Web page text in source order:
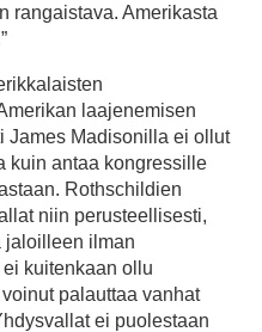
rangaistava. Amerikasta
laajenemisen
James Madisonilla ei ollut
kuin antaa kongressille
Rothschildien
niin perusteellisesti,
jaloilleen ilman
kuitenkaan ollu
palauttaa vanhat
ei puolestaan